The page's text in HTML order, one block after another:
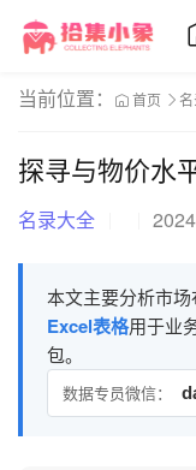
当前位置： 首页
探寻与物价水
名录大全
本文主要分析市
Excel表格用于业
包。
数据专员微信：